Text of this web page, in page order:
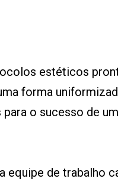
estéticos
forma
para o sucesso de
equipe de trabalho